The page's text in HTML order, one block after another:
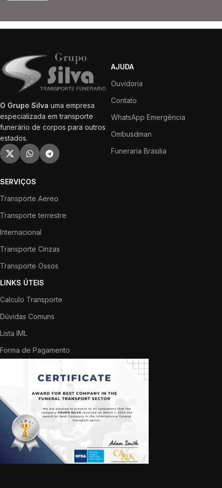
O Grupo Silva uma empresa
especializada em transporte
funerário de corpos para outros
estados.
AJUDA
Ouvidoria
Contato
WhatsApp Emergência
Ombusdman
Funeraria Brasilia
SERVIÇOS
Transporte Aereo
Transporte terrestre
Internacional
Transporte Cinzas
Transporte Ossos
LINKS ÚTEIS
Calculo Transporte
Dúvidas Comuns
Lista IML
Forma de Pagamento